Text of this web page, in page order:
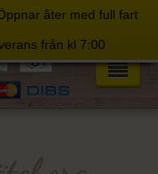
åter med full fart
från kl 7:00